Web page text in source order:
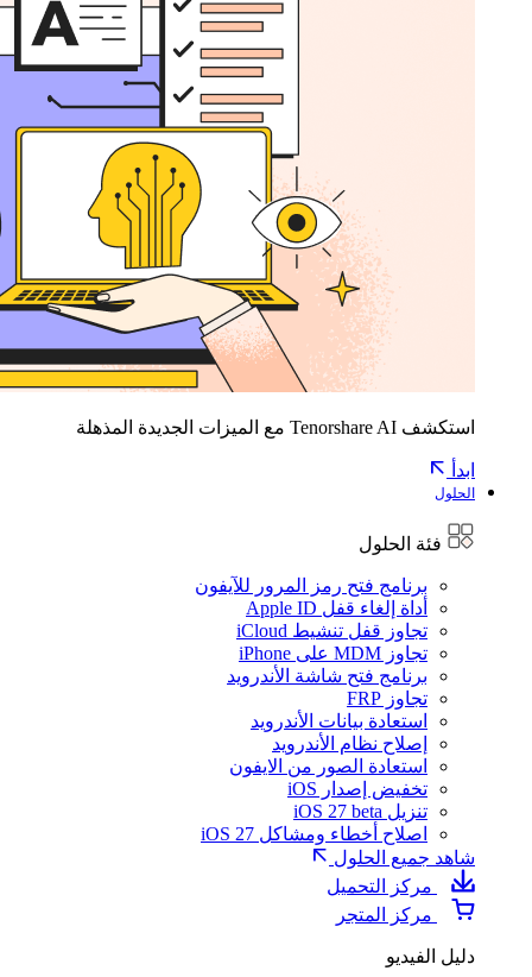
استكشف Tenorshare AI مع الميزات الجديدة المذهلة
ابدأ
الحلول
فئة الحلول
برنامج فتح رمز المرور للآيفون
أداة إلغاء قفل Apple ID
تجاوز قفل تنشيط iCloud
تجاوز MDM على iPhone
برنامج فتح شاشة الأندرويد
تجاوز FRP
استعادة بيانات الأندرويد
إصلاح نظام الأندرويد
استعادة الصور من الايفون
تخفيض إصدار iOS
تنزيل iOS 27 beta
اصلاح أخطاء ومشاكل iOS 27
شاهد جميع الحلول
مركز التحميل
مركز المتجر
دليل الفيديو